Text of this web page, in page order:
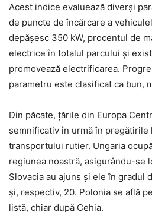
Acest indice evaluează diverși
de puncte de încărcare a
depășesc 350 kW, procentul de
electrice în totalul parcului și
promovează electrificarea.
parametru este clasificat ca bun,
Din păcate, țările din Europa
semnificativ în urmă în
transportului rutier. Ungaria
regiunea noastră, asigurându-se
Slovacia au ajuns și ele în gradul
și, respectiv, 20. Polonia se află
listă, chiar după Cehia.